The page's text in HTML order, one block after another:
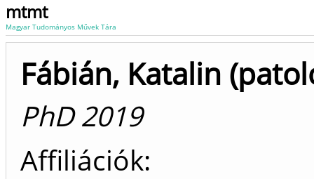
mtmt
Magyar Tudományos Művek Tára
Fábián, Katalin
PhD 2019
Affiliációk